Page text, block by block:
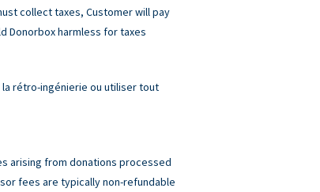
collect taxes, Customer will pay
Donorbox harmless for taxes
rétro-ingénierie ou utiliser tout
arising from donations processed
fees are typically non-refundable